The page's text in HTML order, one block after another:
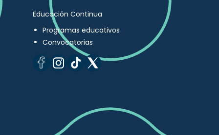
Educación Continua
Programas educativos
Convocatorias